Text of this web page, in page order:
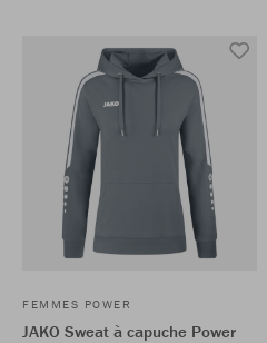
FEMMES POWER
JAKO Sweat à capuche Power